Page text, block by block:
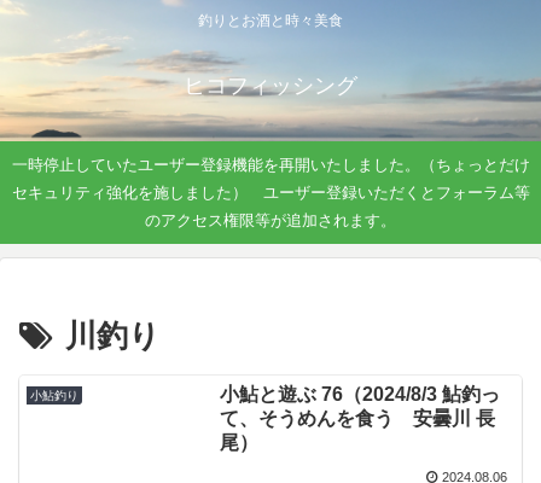
釣りとお酒と時々美食
ヒコフィッシング
一時停止していたユーザー登録機能を再開いたしました。（ちょっとだけ
セキュリティ強化を施しました） ユーザー登録いただくとフォーラム等
のアクセス権限等が追加されます。
川釣り
小鮎釣り
小鮎と遊ぶ 76（2024/8/3 鮎釣っ
て、そうめんを食う 安曇川 長
尾）
2024.08.06